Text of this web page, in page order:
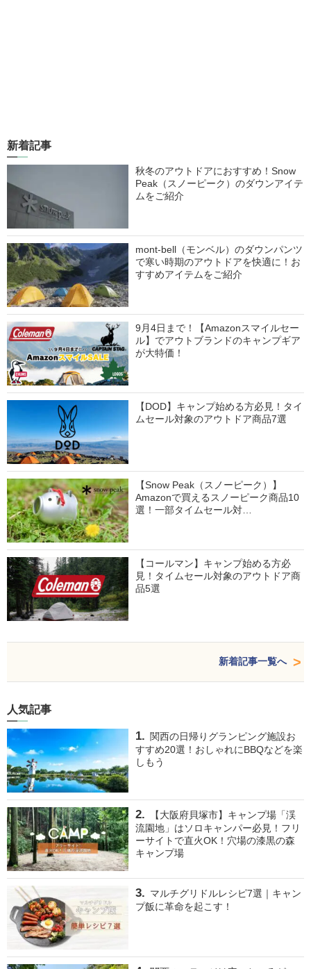
新着記事
秋冬のアウトドアにおすすめ！Snow
Peak（スノーピーク）のダウンアイテ
ムをご紹介
mont-bell（モンベル）のダウンパンツ
で寒い時期のアウトドアを快適に！お
すすめアイテムをご紹介
9月4日まで！【Amazonスマイルセー
ル】でアウトブランドのキャンプギア
が大特価！
【DOD】キャンプ始める方必見！タイ
ムセール対象のアウトドア商品7選
【Snow Peak（スノーピーク）】
Amazonで買えるスノーピーク商品10
選！一部タイムセール対…
【コールマン】キャンプ始める方必
見！タイムセール対象のアウトドア商
品5選
新着記事一覧へ
人気記事
関西の日帰りグランピング施設お
すすめ20選！おしゃれにBBQなどを楽
しもう
【大阪府貝塚市】キャンプ場「渓
流園地」はソロキャンパー必見！フリ
ーサイトで直火OK！穴場の漆黒の森
キャンプ場
マルチグリドルレシピ7選｜キャン
プ飯に革命を起こす！